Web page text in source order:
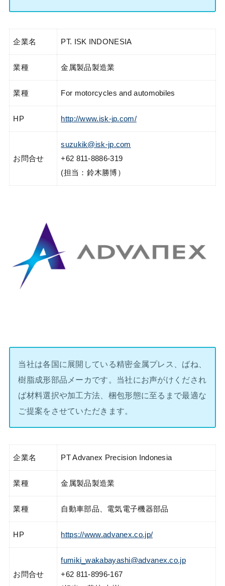
企業名 PT. ISK INDONESIA
業種 金属製品製造業
業種 For motorcycles and automobiles
HP http://www.isk-jp.com/
お問合せ
suzukik@isk-jp.com
+62 811-8886-319
(担当：鈴木勝博）
当社は各国に展開している精密金属プレス、ばね、
樹脂成形部品メーカです。当社にお声がけくだされ
ば材料選択や加工方法、梱包形態に至るまで最適な
ご提案をさせていただきます。
企業名 PT Advanex Precision Indonesia
業種 金属製品製造業
業種 自動車部品、電気電子機器部品
HP https://www.advanex.co.jp/
お問合せ
fumiki_wakabayashi@advanex.co.jp
+62 811-8996-167